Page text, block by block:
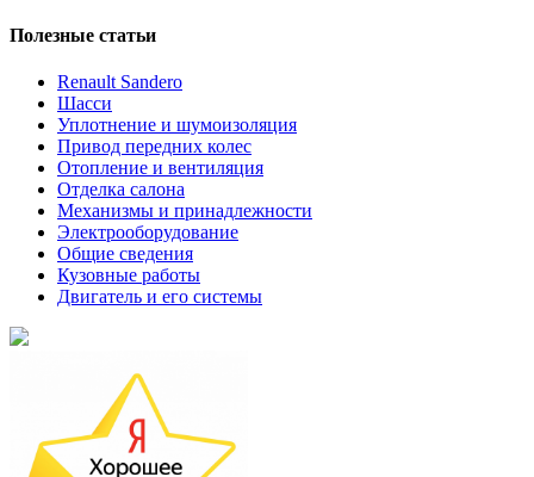
Полезные статьи
Renault Sandero
Шасси
Уплотнение и шумоизоляция
Привод передних колес
Отопление и вентиляция
Отделка салона
Механизмы и принадлежности
Электрооборудование
Общие сведения
Кузовные работы
Двигатель и его системы